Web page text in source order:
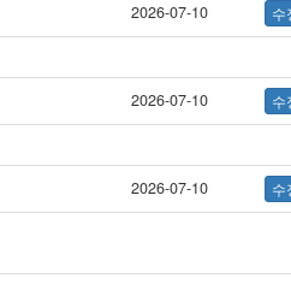
2026-07-10
2026-07-10
2026-07-10